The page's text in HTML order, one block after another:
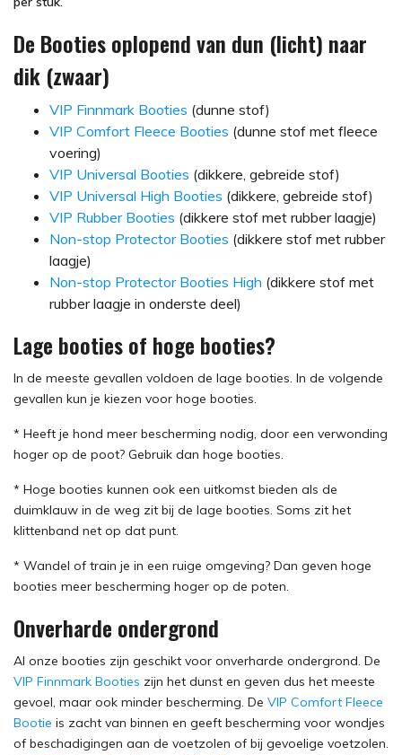
De Booties oplopend van dun (licht) naar
dik (zwaar)
VIP Finnmark Booties (dunne stof)
VIP Comfort Fleece Booties (dunne stof met fleece
voering)
VIP Universal Booties (dikkere, gebreide stof)
VIP Universal High Booties (dikkere, gebreide stof)
VIP Rubber Booties (dikkere stof met rubber laagje)
Non-stop Protector Booties (dikkere stof met rubber
laagje)
Non-stop Protector Booties High (dikkere stof met
rubber laagje in onderste deel)
Lage booties of hoge booties?
In de meeste gevallen voldoen de lage booties. In de volgende
gevallen kun je kiezen voor hoge booties.
* Heeft je hond meer bescherming nodig, door een verwonding
hoger op de poot? Gebruik dan hoge booties.
* Hoge booties kunnen ook een uitkomst bieden als de
duimklauw in de weg zit bij de lage booties. Soms zit het
klittenband net op dat punt.
* Wandel of train je in een ruige omgeving? Dan geven hoge
booties meer bescherming hoger op de poten.
Onverharde ondergrond
Al onze booties zijn geschikt voor onverharde ondergrond. De
VIP Finnmark Booties zijn het dunst en geven dus het meeste
gevoel, maar ook minder bescherming. De VIP Comfort Fleece
Bootie is zacht van binnen en geeft bescherming voor wondjes
of beschadigingen aan de voetzolen of bij gevoelige voetzolen.